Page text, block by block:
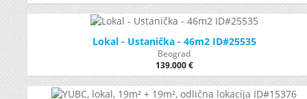
Lokal - Ustanička - 46m2 ID#25535
Beograd
139.000 €